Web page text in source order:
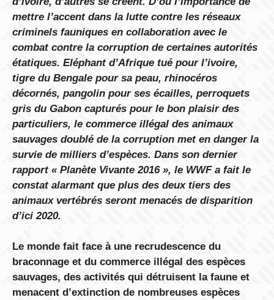
mettre l’accent dans la lutte contre les réseaux
criminels fauniques en collaboration avec le
combat contre la corruption de certaines autorités
étatiques. Eléphant d’Afrique tué pour l’ivoire,
tigre du Bengale pour sa peau, rhinocéros
décornés, pangolin pour ses écailles, perroquets
gris du Gabon capturés pour le bon plaisir des
particuliers, le commerce illégal des animaux
sauvages doublé de la corruption met en danger la
survie de milliers d’espèces. Dans son dernier
rapport « Planète Vivante 2016 », le WWF a fait le
constat alarmant que plus des deux tiers des
animaux vertébrés seront menacés de disparition
d’ici 2020.
Le monde fait face à une recrudescence du
braconnage et du commerce illégal des espèces
sauvages, des activités qui détruisent la faune et
menacent d’extinction de nombreuses espèces